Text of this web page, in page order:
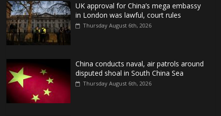
UK approval for China’s mega embassy
in London was lawful, court rules
Thursday August 6th, 2026
China conducts naval, air patrols around
disputed shoal in South China Sea
Thursday August 6th, 2026